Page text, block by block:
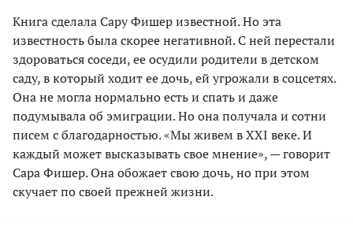
Книга сделала Сару Фишер известной. Но эта
известность была скорее негативной. С ней перестали
здороваться соседи, ее осудили родители в детском
саду, в который ходит ее дочь, ей угрожали в соцсетях.
Она не могла нормально есть и спать и даже
подумывала об эмиграции. Но она получала и сотни
писем с благодарностью. «Мы живем в XXI веке. И
каждый может высказывать свое мнение», — говорит
Сара Фишер. Она обожает свою дочь, но при этом
скучает по своей прежней жизни.